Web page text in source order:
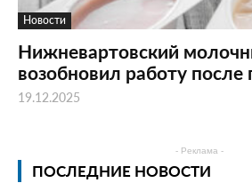
Новости
Нижневартовский
возобновил работу после
19.12.2025
- Реклама -
ПОСЛЕДНИЕ НОВОСТИ